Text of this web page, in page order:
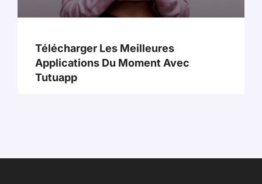
Télécharger Les Meilleures
Applications Du Moment Avec
Tutuapp